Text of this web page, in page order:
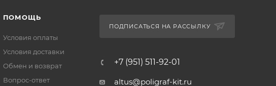
ПОМОЩЬ
Условия оплаты
Условия доставки
Обмен и возврат
Вопрос-ответ
ПОДПИСАТЬСЯ НА РАССЫЛКУ
+7 (951) 511-92-01
altus@poligraf-kit.ru